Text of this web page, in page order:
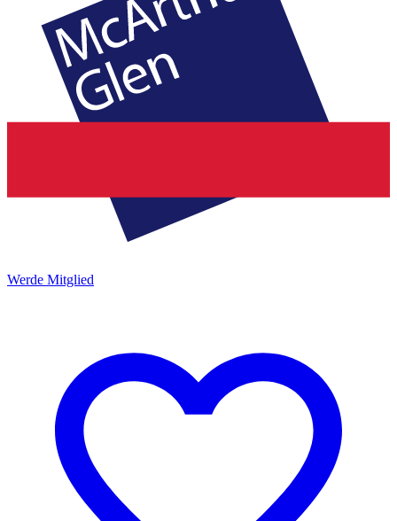
Werde Mitglied